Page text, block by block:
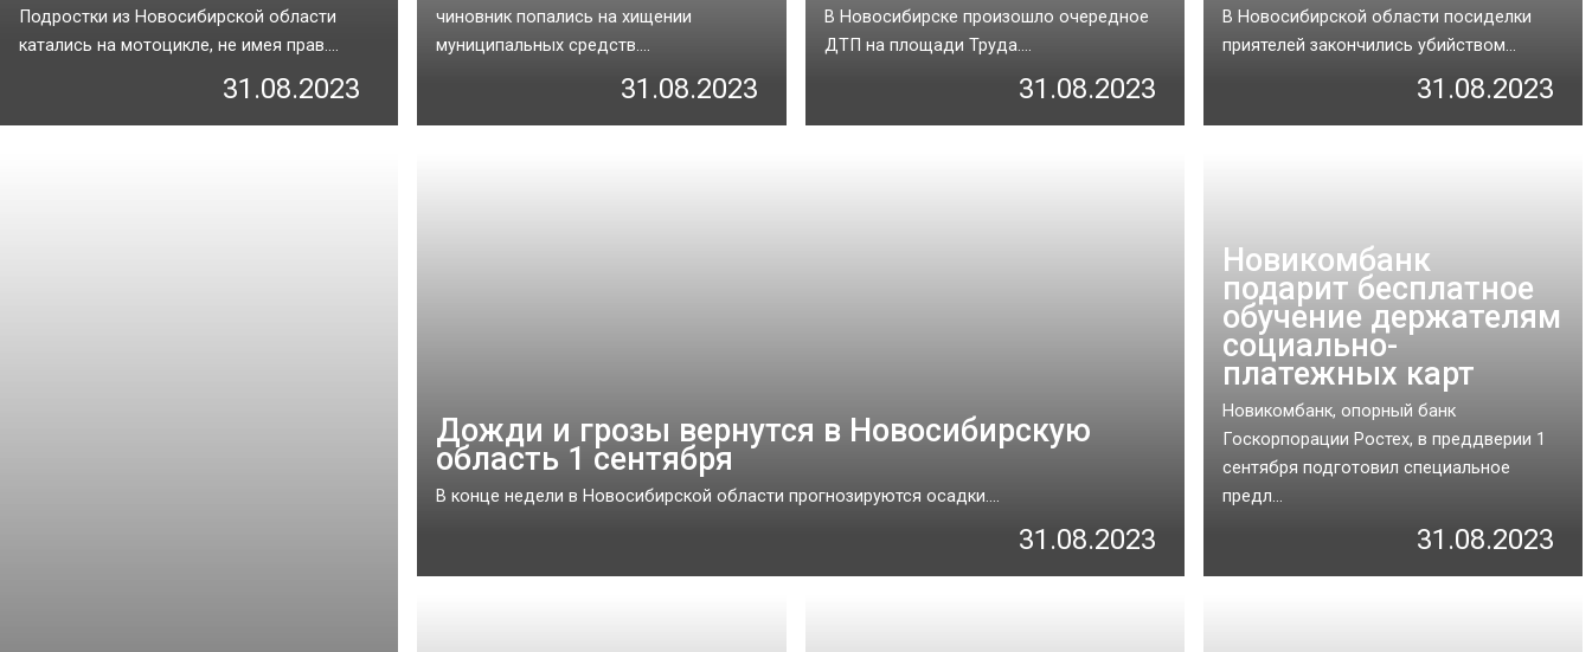
Подростки из Новосибирской области
катались на мотоцикле, не имея прав....
31.08.2023
чиновник попались на хищении
муниципальных средств....
31.08.2023
В Новосибирске произошло очередное
ДТП на площади Труда....
31.08.2023
В Новосибирской области посиделки
приятелей закончились убийством...
31.08.2023
Дожди и грозы вернутся в Новосибирскую
область 1 сентября
В конце недели в Новосибирской области прогнозируются осадки....
31.08.2023
Новикомбанк
подарит бесплатное
обучение держателям
социально-
платежных карт
Новикомбанк, опорный банк
Госкорпорации Ростех, в преддверии 1
сентября подготовил специальное
предл...
31.08.2023